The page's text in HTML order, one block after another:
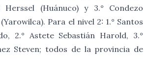
Herssel (Huánuco) y 3.° Condezo
Para el nivel 2: 1.° Santos
2.° Astete Sebastián Harold, 3.°
Steven; todos de la provincia de